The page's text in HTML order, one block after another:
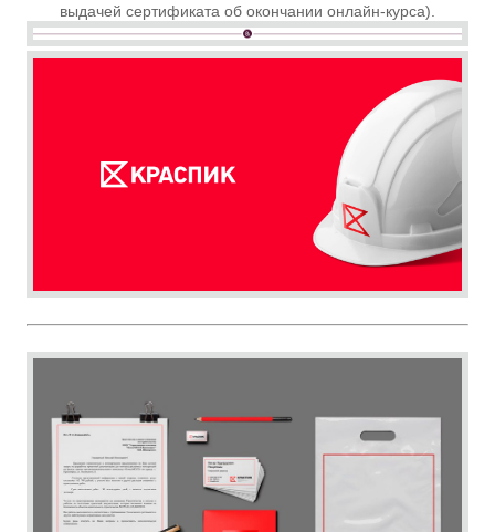
выдачей сертификата об окончании онлайн-курса).